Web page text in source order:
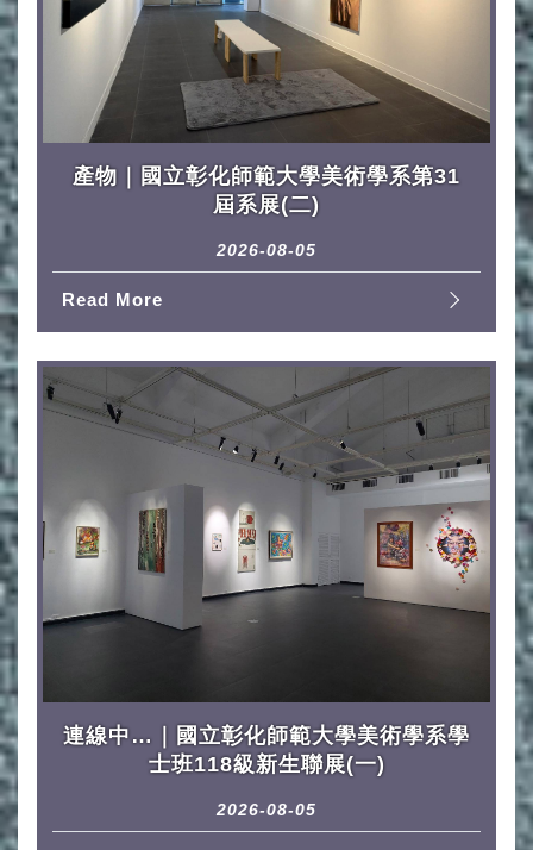
產物｜國立彰化師範大學美術學系第31
屆系展(二)
2026-08-05
Read More
連線中…｜國立彰化師範大學美術學系學
士班118級新生聯展(一)
2026-08-05